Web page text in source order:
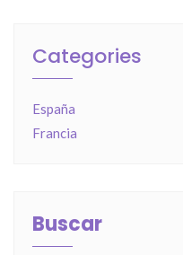
Categories
España
Francia
Buscar